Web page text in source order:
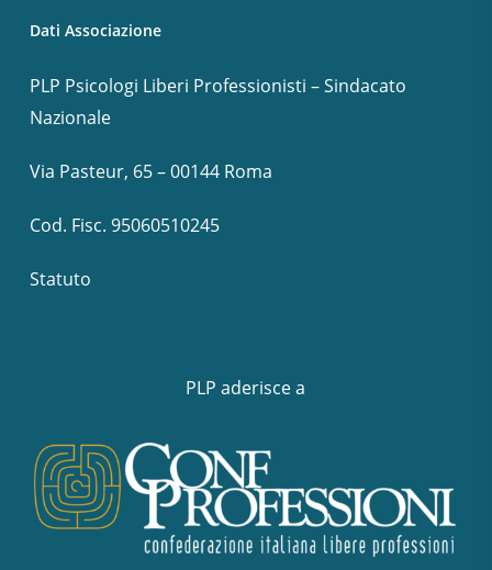
Dati Associazione
PLP Psicologi Liberi Professionisti – Sindacato
Nazionale
Via Pasteur, 65 – 00144 Roma
Cod. Fisc. 95060510245
Statuto
PLP aderisce a